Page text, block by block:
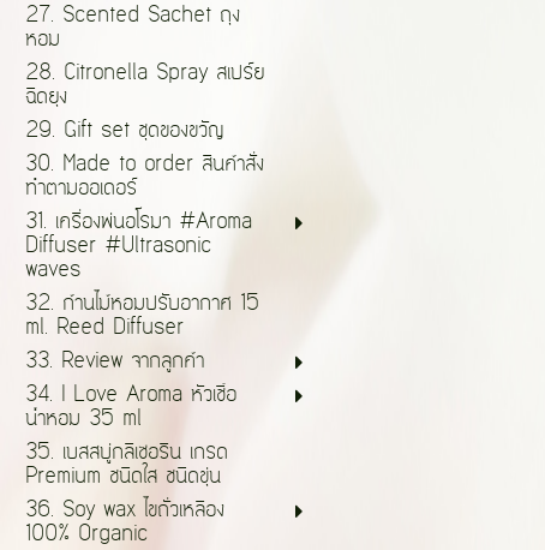
27. Scented Sachet ถุง
หอม
28. Citronella Spray สเปร์ย
ฉีดยุง
29. Gift set ชุดของขวัญ
30. Made to order สินค้าสั่ง
ทำตามออเดอร์
31. เครื่องพ่นอโรมา #Aroma
Diffuser #Ultrasonic
waves
32. ก้านไม้หอมปรับอากาศ 15
ml. Reed Diffuser
33. Review จากลูกค้า
34. I Love Aroma หัวเชื้อ
น้ำหอม 35 ml
35. เบสสบู่กลีเซอรีน เกรด
Premium ชนิดใส ชนิดขุ่น
36. Soy wax ไขถั่วเหลือง
100% Organic